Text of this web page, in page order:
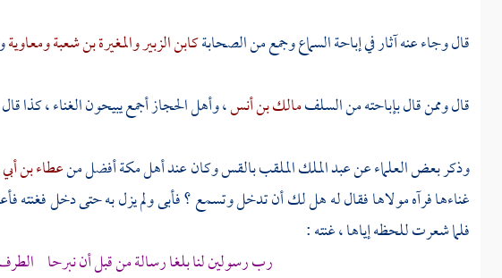
قال وجاء عنه آثار في إباحة السماع وجمع من الصحابةكابن الزبيروالمغيرة بن شعبةومعاوية
قال وممن قال بإباحته منالسلفمالك بن أنس، وأهلالحجازأجمع يبيحون الغناء ، كذا
وذكر بعض العلماء عنعبد الملك الملقب بالقسوكان عند أهلمكةأفضل منعطاء بن
غناءها فرآه مولاها فقال له هل لك أن تدخل وتسمع ؟ فأبى ولم يزل به حتى دخل فغنته
فلما شعرت للحظه إياها ، غنته :
رب رسولين لنا بلغا رسالة من قبل أن نبرحا